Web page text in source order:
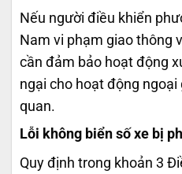
Nếu người điều khiển
Nam vi phạm giao thông
cần đảm bảo hoạt động
ngại cho hoạt động ngoại
quan.
Lỗi không biển số xe bị
Quy định trong khoản 3